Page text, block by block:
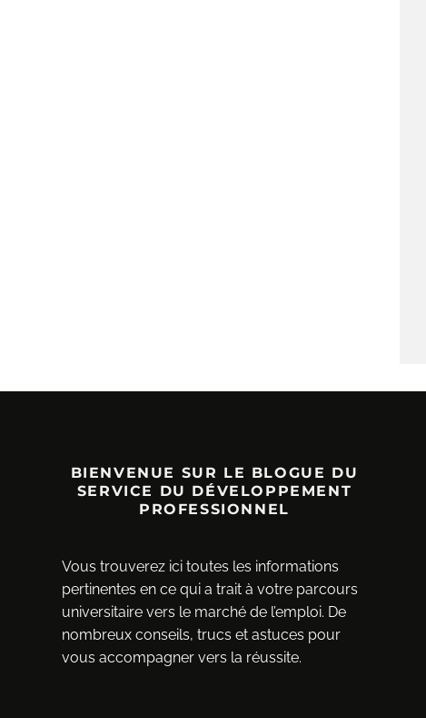
BIENVENUE SUR LE BLOGUE DU
SERVICE DU DÉVELOPPEMENT
PROFESSIONNEL
Vous trouverez ici toutes les informations
pertinentes en ce qui a trait à votre parcours
universitaire vers le marché de l’emploi. De
nombreux conseils, trucs et astuces pour
vous accompagner vers la réussite.